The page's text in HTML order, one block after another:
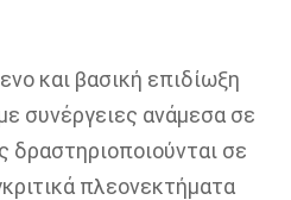
και βασική επιδίωξη
συνέργειες ανάμεσα σε
δραστηριοποιούνται σε
πλεονεκτήματα